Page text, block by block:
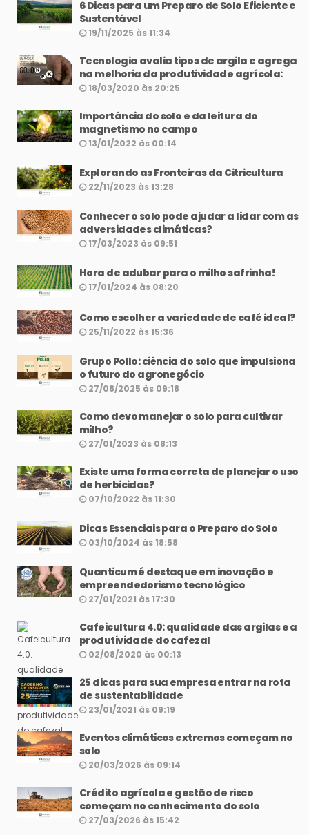
6 Dicas para um Preparo de Solo Eficiente e
Sustentável
19/11/2025 às 11:34
Tecnologia avalia tipos de argila e agrega
na melhoria da produtividade agrícola:
18/03/2020 às 20:25
Importância do solo e da leitura do
magnetismo no campo
13/01/2022 às 00:14
Explorando as Fronteiras da Citricultura
22/11/2023 às 13:28
Conhecer o solo pode ajudar a lidar com as
adversidades climáticas?
17/03/2023 às 09:51
Hora de adubar para o milho safrinha!
17/01/2024 às 08:20
Como escolher a variedade de café ideal?
25/11/2022 às 15:36
Grupo Pollo: ciência do solo que impulsiona
o futuro do agronegócio
27/08/2025 às 09:18
Como devo manejar o solo para cultivar
milho?
27/01/2023 às 08:13
Existe uma forma correta de planejar o uso
de herbicidas?
07/10/2022 às 11:30
Dicas Essenciais para o Preparo do Solo
03/10/2024 às 18:58
Quanticum é destaque em inovação e
empreendedorismo tecnológico
27/01/2021 às 17:30
Cafeicultura 4.0: qualidade das argilas e a
produtividade do cafezal
02/08/2020 às 00:13
25 dicas para sua empresa entrar na rota
de sustentabilidade
23/01/2021 às 09:19
Eventos climáticos extremos começam no
solo
20/03/2026 às 09:14
Crédito agrícola e gestão de risco
começam no conhecimento do solo
27/03/2026 às 15:42